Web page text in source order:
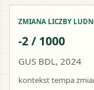
ZMIANA LICZBY
-2 / 1000
GUS BDL, 2024
kontekst tempa